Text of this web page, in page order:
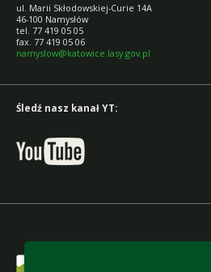
ul. Marii Skłodowskiej-Curie 14A
46-100 Namysłów
tel. 77 419 05 05
fax. 77 419 05 06
namyslow@katowice.lasy.gov.pl
Śledź nasz kanał YT: